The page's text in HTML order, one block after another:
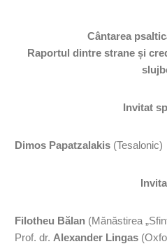
Cântarea
Raportul dintre strane și
Invitat
Dimos Papatzalakis (Tesalonic)
Filotheu Bălan (Mănăstirea
Prof. dr. Alexander Lingas